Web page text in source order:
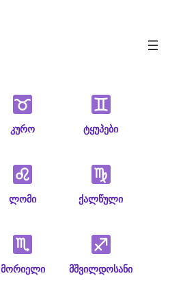
კურო ტყუპები
ლომი ქალწული
მორიელი მშვილდოსანი